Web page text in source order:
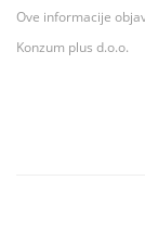
Ove informacije
Konzum plus d.o.o.